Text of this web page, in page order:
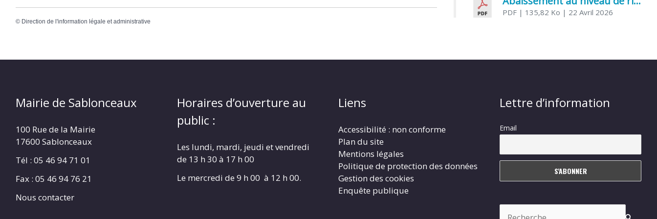
© Direction de l'information légale et administrative
PDF | 135,82 Ko | 22 Avril 2026
Mairie de Sablonceaux
100 Rue de la Mairie
17600 Sablonceaux
Tél : 05 46 94 71 01
Fax : 05 46 94 76 21
Nous contacter
Horaires d’ouverture au
public :
Les lundi, mardi, jeudi et vendredi
de 13 h 30 à 17 h 00
Le mercredi de 9 h 00 à 12 h 00.
Liens
Accessibilité : non conforme
Plan du site
Mentions légales
Politique de protection des données
Gestion des cookies
Enquête publique
Lettre d’information
Email